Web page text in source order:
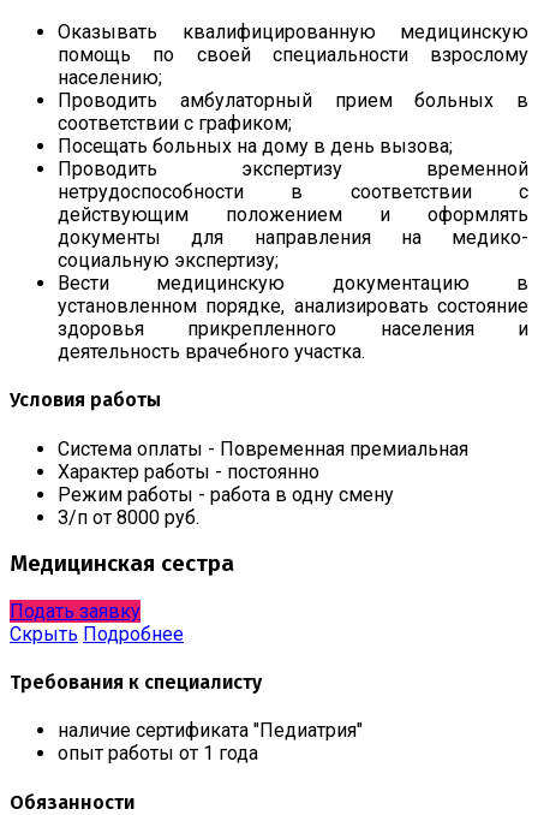
Оказывать квалифицированную медицинскую
помощь по своей специальности взрослому
населению;
Проводить амбулаторный прием больных в
соответствии с графиком;
Посещать больных на дому в день вызова;
Проводить экспертизу временной
нетрудоспособности в соответствии с
действующим положением и оформлять
документы для направления на медико-
социальную экспертизу;
Вести медицинскую документацию в
установленном порядке, анализировать состояние
здоровья прикрепленного населения и
деятельность врачебного участка.
Условия работы
Система оплаты - Повременная премиальная
Характер работы - постоянно
Режим работы - работа в одну смену
З/п от 8000 руб.
Медицинская сестра
Подать заявку
Скрыть Подробнее
Требования к специалисту
наличие сертификата "Педиатрия"
опыт работы от 1 года
Обязанности